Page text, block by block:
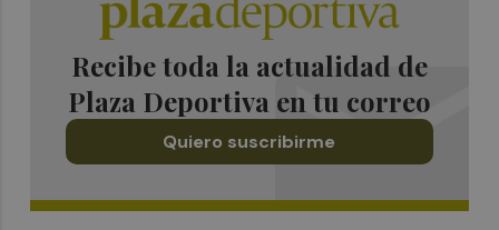
Recibe toda la actualidad de
Plaza Deportiva en tu correo
Quiero suscribirme